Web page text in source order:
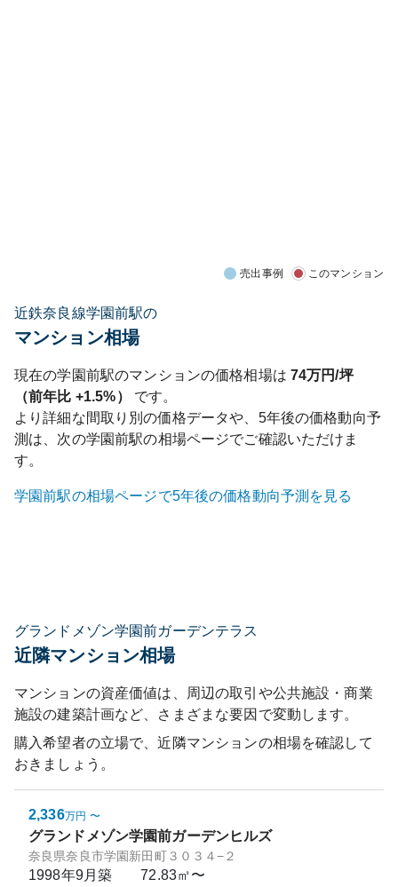
売出事例 このマンション
近鉄奈良線学園前駅の
マンション相場
現在の学園前駅のマンションの価格相場は 74万円/坪
（前年比 +1.5%）
です。
より詳細な間取り別の価格データや、5年後の価格動向予
測は、次の学園前駅の相場ページでご確認いただけま
す。
学園前駅の相場ページで5年後の価格動向予測を見る
グランドメゾン学園前ガーデンテラス
近隣マンション相場
マンションの資産価値は、周辺の取引や公共施設・商業
施設の建築計画など、さまざまな要因で変動します。
購入希望者の立場で、近隣マンションの相場を確認して
おきましょう。
2,336万円 〜
グランドメゾン学園前ガーデンヒルズ
奈良県奈良市学園新田町３０３４−２
1998年9月築 72.83㎡〜